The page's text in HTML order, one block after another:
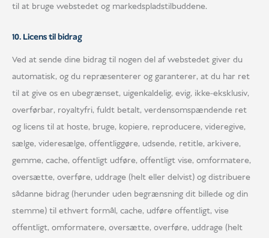
til at bruge webstedet og markedspladstilbuddene.
10. Licens til bidrag
Ved at sende dine bidrag til nogen del af webstedet giver du
automatisk, og du repræsenterer og garanterer, at du har ret
til at give os en ubegrænset, uigenkaldelig, evig, ikke-eksklusiv,
overførbar, royaltyfri, fuldt betalt, verdensomspændende ret
og licens til at hoste, bruge, kopiere, reproducere, videregive,
sælge, videresælge, offentliggøre, udsende, retitle, arkivere,
gemme, cache, offentligt udføre, offentligt vise, omformatere,
oversætte, overføre, uddrage (helt eller delvist) og distribuere
sådanne bidrag (herunder uden begrænsning dit billede og din
stemme) til ethvert formål, cache, udføre offentligt, vise
offentligt, omformatere, oversætte, overføre, uddrage (helt